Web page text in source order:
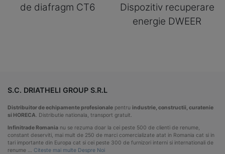
de diafragm CT6
Dispozitiv recuperare
energie DWEER
S.C. DRIATHELI GROUP S.R.L
Distribuitor de echipamente profesionale pentru industrie, constructii, curatenie
si HORECA. Distributie nationala, transport gratuit.
Infinitrade Romania nu se rezuma doar la cei peste 500 de clienti de renume,
constant deserviti, mai mult de 250 de marci comercializate atat in Romania cat si in
tari importante din Europa cat si cei peste 300 de furnizori interni si internationali de
renume … Citeste mai multe Despre Noi